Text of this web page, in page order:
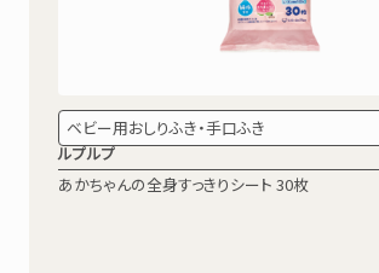
ベビー用おしりふき・手口ふき
ルプルプ
あかちゃんの全身すっきりシート 30枚